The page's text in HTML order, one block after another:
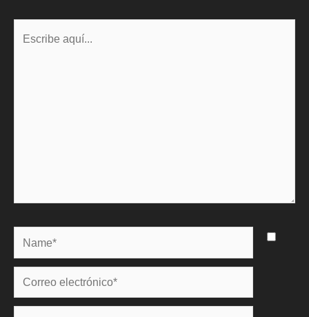
Name*
Correo
electrónico*